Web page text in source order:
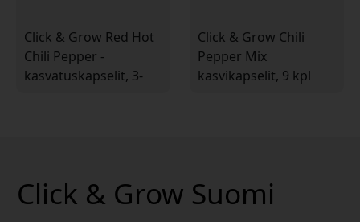
Click & Grow Red Hot
Chili Pepper -
kasvatuskapselit, 3-
Click & Grow Chili
Pepper Mix
kasvikapselit, 9 kpl
Click & Grow Suomi